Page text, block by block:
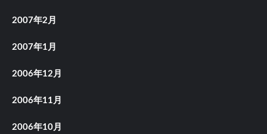
2007年2月
2007年1月
2006年12月
2006年11月
2006年10月